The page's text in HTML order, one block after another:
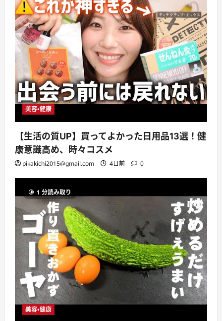
美容・健康
【生活の質UP】買ってよかった日用品13選！健
康意識高め、時々コスメ
pikakichi2015@gmail.com 4日前 0
1 分読み取り
美容・健康